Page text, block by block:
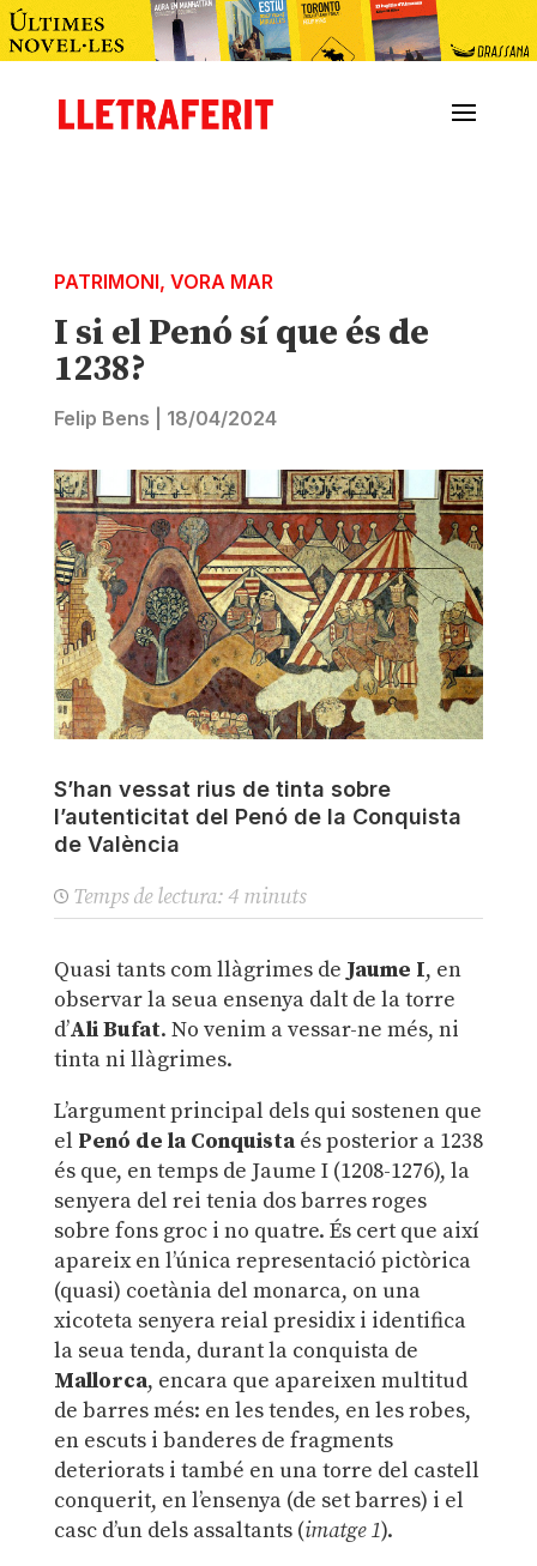
PATRIMONI, VORA MAR
I si el Penó sí que és de
1238?
Felip Bens 18/04/2024
S’han vessat rius de tinta sobre
l’autenticitat del Penó de la Conquista
de València
Temps de lectura: 4 minuts
Quasi tants com llàgrimes de Jaume I, en
observar la seua ensenya dalt de la torre
d’Ali Bufat. No venim a vessar-ne més, ni
tinta ni llàgrimes.
L’argument principal dels qui sostenen que
el Penó de la Conquistaés posterior a 1238
és que, en temps de Jaume I (1208-1276), la
senyera del rei tenia dos barres roges
sobre fons groc i no quatre. És cert que així
apareix en l’única representació pictòrica
(quasi) coetània del monarca, on una
xicoteta senyera reial presidix i identifica
la seua tenda, durant la conquista de
Mallorca, encara que apareixen multitud
de barres més: en les tendes, en les robes,
en escuts i banderes de fragments
deteriorats i també en una torre del castell
conquerit, en l’ensenya (de set barres) i el
casc d’un dels assaltants (imatge 1).